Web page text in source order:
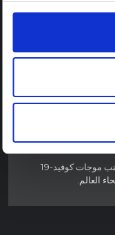
الفكرية
في إنتاج
هي منفعة عامة ولا
قصيرة ومتوسطة وطويلة
التدابير المتوسطة
فعالة وضمان
والصحة والوظائف
الوقت أمر جوهري، حيث أن هناك حاجة ماسة لتجنب موجات كوفيد-19
العالم.